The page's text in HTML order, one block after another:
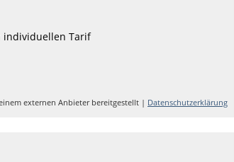
individuellen Tarif
externen Anbieter bereitgestellt | Datenschutzerklärung